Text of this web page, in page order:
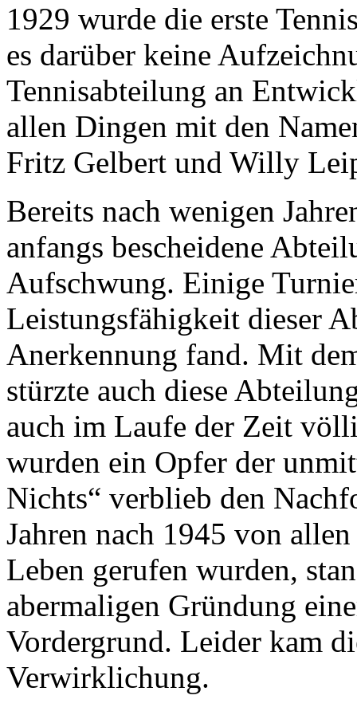
1929 wurde die erste
es darüber keine
Tennisabteilung an
allen Dingen mit den
Fritz Gelbert und Willy
Bereits nach wenigen
anfangs bescheidene
Aufschwung. Einige
Leistungsfähigkeit dieser
Anerkennung fand. Mit
stürzte auch diese
auch im Laufe der Zeit
wurden ein Opfer der
Nichts“ verblieb den
Jahren nach 1945 von
Leben gerufen wurden,
abermaligen Gründung
Vordergrund. Leider kam
Verwirklichung.